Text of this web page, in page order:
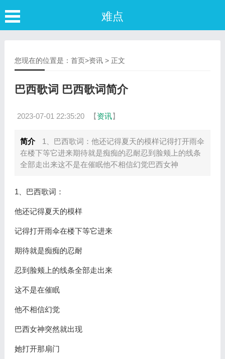
难点
您现在的位置是： 首页>资讯> 正文
巴西歌词 巴西歌词简介
2023-07-01 22:35:20 【资讯】
简介
1、巴西歌词：他还记得夏天的模样记得打开雨伞
在楼下等它进来期待就是痴痴的忍耐忍到脸颊上的线条
全部走出来这不是在催眠他不相信幻觉巴西女神
1、巴西歌词：
他还记得夏天的模样
记得打开雨伞在楼下等它进来
期待就是痴痴的忍耐
忍到脸颊上的线条全部走出来
这不是在催眠
他不相信幻觉
巴西女神突然就出现
她打开那扇门